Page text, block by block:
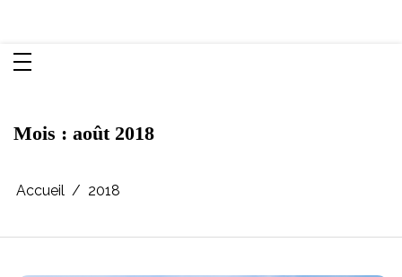
Mois : août 2018
Accueil 2018